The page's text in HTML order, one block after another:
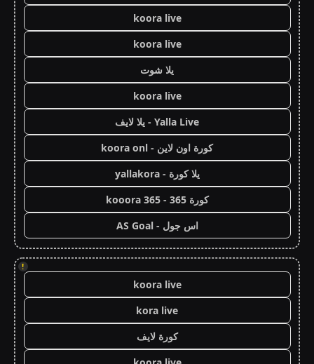
koora live
koora live
يلا شوت
koora live
Yalla Live - يلا لايف
كورة اون لاين - koora onl
يلا كورة - yallakora
كورة 365 - kooora 365
اس جول - AS Goal
!
koora live
kora live
كورة لايف